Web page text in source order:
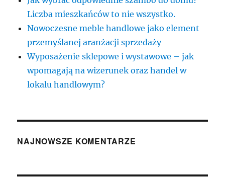
Liczba mieszkańców to nie wszystko.
Nowoczesne meble handlowe jako element
przemyślanej aranżacji sprzedaży
Wyposażenie sklepowe i wystawowe – jak
wpomagają na wizerunek oraz handel w
lokalu handlowym?
NAJNOWSZE KOMENTARZE